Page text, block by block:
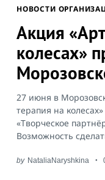
НОВОСТИ
Акция
колесах»
27 июня в
терапия на
«Творческое
Возможность
by NataliaNaryshkina